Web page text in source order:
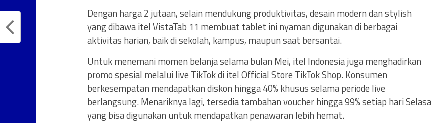
Dengan harga 2 jutaan, selain mendukung produktivitas, desain modern dan stylish
yang dibawa itel VistaTab 11 membuat tablet ini nyaman digunakan di berbagai
aktivitas harian, baik di sekolah, kampus, maupun saat bersantai.
Untuk menemani momen belanja selama bulan Mei, itel Indonesia juga menghadirkan
promo spesial melalui live TikTok di itel Official Store TikTok Shop. Konsumen
berkesempatan mendapatkan diskon hingga 40% khusus selama periode live
berlangsung. Menariknya lagi, tersedia tambahan voucher hingga 99% setiap hari Selasa
yang bisa digunakan untuk mendapatkan penawaran lebih hemat.